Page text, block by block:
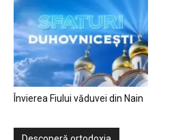
Învierea Fiului văduvei din Nain